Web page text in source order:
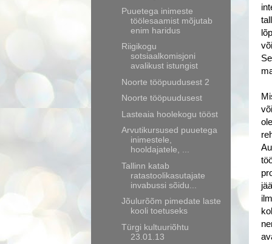
Puuetega inimeste
töölesaamist mõjutab
enim haridus
Riigikogu
sotsiaalkomisjoni
avalikust istungist
Noorte tööpuudusest 2
Noorte tööpuudusest
Lasteaia hoolekogu tööst
Arvutikursused puuetega
inimestele,
hooldajatele, ...
Tallinn katab
ratastoolikasutajate
invabussi sõidu...
Jõulurõõm pimedate laste
kooli toetuseks
Türgi kultuuriõhtu
23.01.13